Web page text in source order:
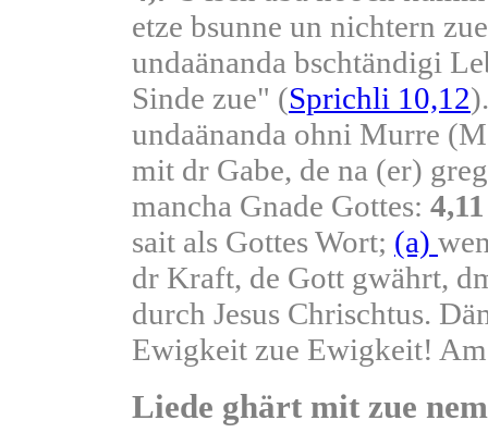
etze bsunne un nichtern
undaänanda bschtändigi
Sinde zue" (Sprichli 10,12
undaänanda ohni Murre
mit dr Gabe, de na (er)
mancha Gnade Gottes: 4,11
sait als Gottes Wort; (a)
dr Kraft, de Gott gwährt,
durch Jesus Chrischtus.
Ewigkeit zue Ewigkeit!
Liede ghärt mit zue